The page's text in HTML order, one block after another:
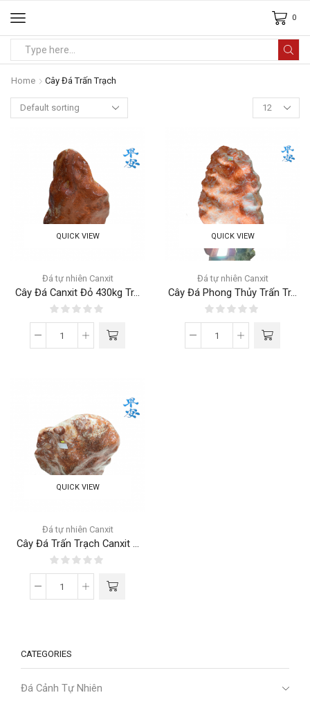
0
Home Cây Đá Trấn Trạch
QUICK VIEW
Đá tự nhiên Canxit
Cây Đá Canxit Đỏ 430kg Tr...
QUICK VIEW
Đá tự nhiên Canxit
Cây Đá Phong Thủy Trấn Tr...
QUICK VIEW
Đá tự nhiên Canxit
Cây Đá Trấn Trạch Canxit ...
CATEGORIES
Đá Cảnh Tự Nhiên